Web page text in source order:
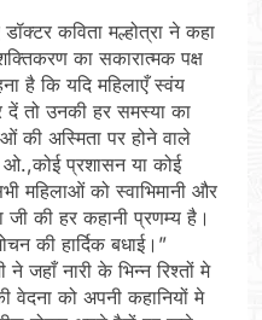
कविता मल्होत्रा ने कहा
का सकारात्मक पक्ष
है कि यदि महिलाएँ स्वंय
तो उनकी हर समस्या का
की अस्मिता पर होने वाले
ओ.,कोई प्रशासन या कोई
महिलाओं को स्वाभिमानी और
जी की हर कहानी प्रणम्य है।
की हार्दिक बधाई।”
जहाँ नारी के भिन्न रिश्तों मे
वेदना को अपनी कहानियों मे